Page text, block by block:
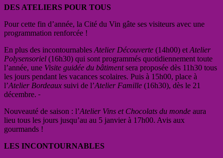
DES ATELIERS POUR TOUS
Pour cette fin d’année, la Cité du Vin gâte ses visiteurs avec une
programmation renforcée !
En plus des incontournables Atelier Découverte (14h00) et Atelier
Polysensoriel (16h30) qui sont programmés quotidiennement toute
l’année, une Visite guidée du bâtimentsera proposée dès 11h30 tous
les jours pendant les vacances scolaires. Puis à 15h00, place à
l’Atelier Bordeaux suivi de l’Atelier Famille (16h30), dès le 21
décembre.
Nouveauté de saison : l’Atelier Vins et Chocolats du monde aura
lieu tous les jours jusqu’au au 5 janvier à 17h00. Avis aux
gourmands !
LES INCONTOURNABLES